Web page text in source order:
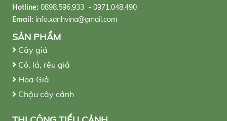
Hotline: 0898.596.933 - 0971.048.490
Email: info.xanhvina@gmail.com
SẢN PHẨM
Cây giả
Cỏ, lá, rêu giả
Hoa Giả
Chậu cây cảnh